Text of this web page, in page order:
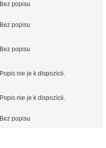
Bez popisu
Bez popisu
Bez popisu
Popis nie je k dispozícii.
Popis nie je k dispozícii.
Bez popisu